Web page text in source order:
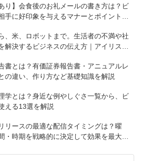
り】会食後のお礼メールの書き方は？ビ
手に好印象を与えるマナーとポイントを
、米、ロボットまで。生活者の不満や社
解決するビジネスの伝え方｜アイリスオ
書とは？有価証券報告書・アニュアルレ
の違い、作り方など基礎知識を解説
学とは？身近な例やしぐさ一覧から、ビ
える13選を解説
リースの最適な配信タイミングは？曜
・時期を戦略的に決定して効果を最大化